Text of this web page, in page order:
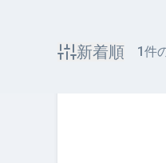
新着順 1件